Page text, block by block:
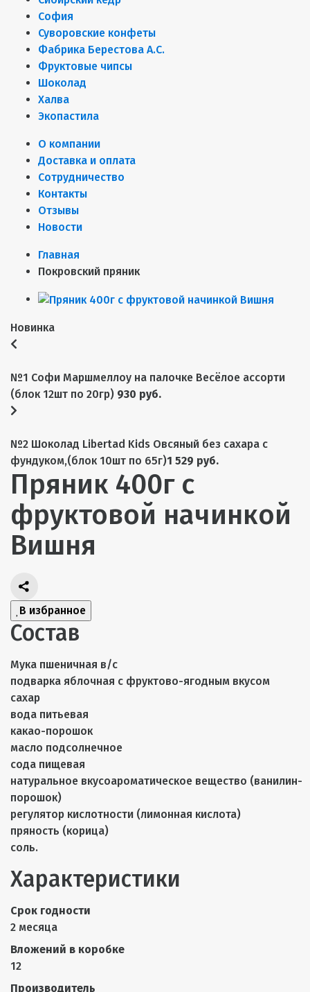
София
Суворовские конфеты
Фабрика Берестова А.С.
Фруктовые чипсы
Шоколад
Халва
Экопастила
О компании
Доставка и оплата
Сотрудничество
Контакты
Отзывы
Новости
Главная
Покровский пряник
Новинка
№1 Софи Маршмеллоу на палочке Весёлое ассорти
(блок 12шт по 20гр) 930 руб.
№2 Шоколад Libertad Kids Овсяный без сахара с
фундуком,(блок 10шт по 65г)1 529 руб.
Пряник 400г с
фруктовой начинкой
Вишня
В избранное
Состав
Мука пшеничная в/с
подварка яблочная с фруктово-ягодным вкусом
сахар
вода питьевая
какао-порошок
масло подсолнечное
сода пищевая
натуральное вкусоароматическое вещество (ванилин-
порошок)
регулятор кислотности (лимонная кислота)
пряность (корица)
соль.
Характеристики
Срок годности
2 месяца
Вложений в коробке
12
Производитель